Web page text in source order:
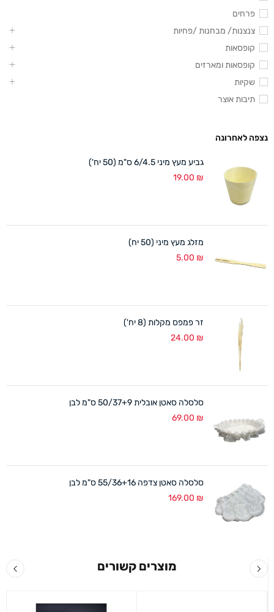
פרחים
צנצנות/ מבחנות /פחיות
קופסאות
קופסאות ומארזים
שקיות
תיבות אוצר
נצפה לאחרונה
גביע מעץ מיני 6/4.5 ס"מ (50 יח')
19.00 ₪
מזלג מעץ מיני (50 יח)
5.00 ₪
זר פמפס מקלות (8 יח')
24.00 ₪
סלסלה סאטן אובלית 50/37+9 ס"מ לבן
69.00 ₪
סלסלה סאטן צדפה 55/36+16 ס"מ לבן
169.00 ₪
מוצרים קשורים